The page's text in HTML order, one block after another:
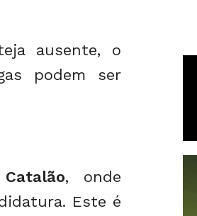
ausente, o
podem ser
, onde
Este é